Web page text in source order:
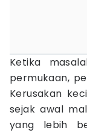
Ketika
permukaan,
Kerusakan
sejak awal
yang lebih